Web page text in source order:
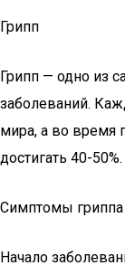
Грипп
Грипп — одно из
заболеваний.
мира, а во время
достигать 40-50%.
Симптомы гриппа
Начало